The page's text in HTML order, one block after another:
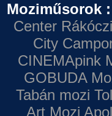
Moziműsorok :
Center
City
CINEMApink
GOBUDA
Tabán mozi
Art Mozi